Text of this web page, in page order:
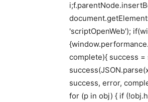
'scriptOpenWeb');
complete){ success
success, error,
for (p in obj) { if